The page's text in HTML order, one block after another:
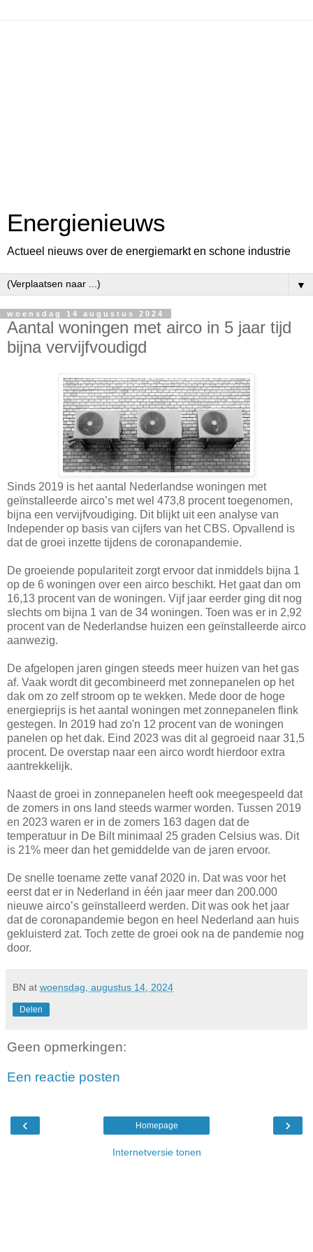
Energienieuws
Actueel nieuws over de energiemarkt en schone industrie
▼
woensdag 14 augustus 2024
Aantal woningen met airco in 5 jaar tijd
bijna vervijfvoudigd
Sinds 2019 is het aantal Nederlandse woningen met
geïnstalleerde airco’s met wel 473,8 procent toegenomen,
bijna een vervijfvoudiging. Dit blijkt uit een analyse van
Independer op basis van cijfers van het CBS. Opvallend is
dat de groei inzette tijdens de coronapandemie.
De groeiende populariteit zorgt ervoor dat inmiddels bijna 1
op de 6 woningen over een airco beschikt. Het gaat dan om
16,13 procent van de woningen. Vijf jaar eerder ging dit nog
slechts om bijna 1 van de 34 woningen. Toen was er in 2,92
procent van de Nederlandse huizen een geïnstalleerde airco
aanwezig.
De afgelopen jaren gingen steeds meer huizen van het gas
af. Vaak wordt dit gecombineerd met zonnepanelen op het
dak om zo zelf stroom op te wekken. Mede door de hoge
energieprijs is het aantal woningen met zonnepanelen flink
gestegen. In 2019 had zo'n 12 procent van de woningen
panelen op het dak. Eind 2023 was dit al gegroeid naar 31,5
procent. De overstap naar een airco wordt hierdoor extra
aantrekkelijk.
Naast de groei in zonnepanelen heeft ook meegespeeld dat
de zomers in ons land steeds warmer worden. Tussen 2019
en 2023 waren er in de zomers 163 dagen dat de
temperatuur in De Bilt minimaal 25 graden Celsius was. Dit
is 21% meer dan het gemiddelde van de jaren ervoor.
De snelle toename zette vanaf 2020 in. Dat was voor het
eerst dat er in Nederland in één jaar meer dan 200.000
nieuwe airco’s geïnstalleerd werden. Dit was ook het jaar
dat de coronapandemie begon en heel Nederland aan huis
gekluisterd zat. Toch zette de groei ook na de pandemie nog
door.
BN at woensdag, augustus 14, 2024
Delen
Geen opmerkingen:
Een reactie posten
‹ ›
Homepage
Internetversie tonen